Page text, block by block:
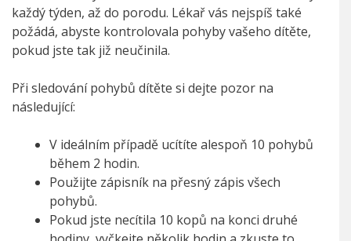
každý týden, až do porodu. Lékař vás nejspíš také
požádá, abyste kontrolovala pohyby vašeho dítěte,
pokud jste tak již neučinila.
Při sledování pohybů dítěte si dejte pozor na
následující:
V ideálním případě ucítíte alespoň 10 pohybů
během 2 hodin.
Použijte zápisník na přesný zápis všech
pohybů.
Pokud jste necítila 10 kopů na konci druhé